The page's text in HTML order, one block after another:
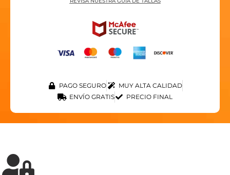
PAGO SEGURO
MUY ALTA CALIDAD
ENVÍO GRATIS
PRECIO FINAL